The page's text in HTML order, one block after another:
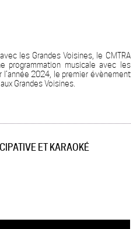
les Grandes Voisines, le CMTRA
programmation musicale avec les
l’année 2024, le premier évènement
Grandes Voisines.
ET KARAOKÉ